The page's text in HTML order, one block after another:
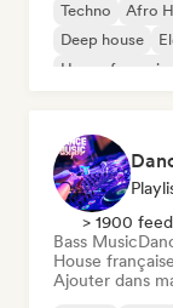
Techno Afro
Deep house
House française
> 1900
Bass Music
House française
Ajouter dans